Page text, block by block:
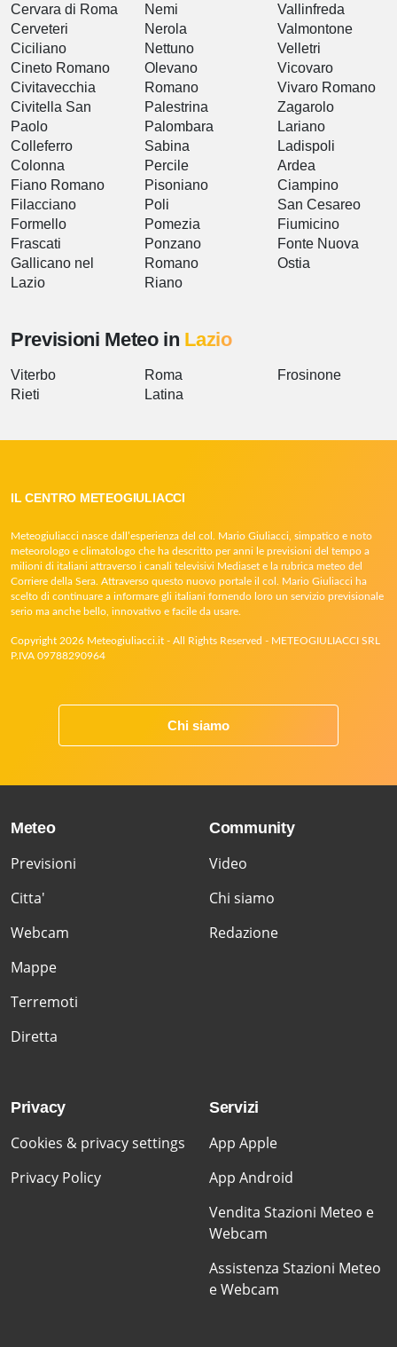
Cervara di Roma
Cerveteri
Ciciliano
Cineto Romano
Civitavecchia
Civitella San
Paolo
Colleferro
Colonna
Fiano Romano
Filacciano
Formello
Frascati
Gallicano nel
Lazio
Nemi
Nerola
Nettuno
Olevano
Romano
Palestrina
Palombara
Sabina
Percile
Pisoniano
Poli
Pomezia
Ponzano
Romano
Riano
Vallinfreda
Valmontone
Velletri
Vicovaro
Vivaro Romano
Zagarolo
Lariano
Ladispoli
Ardea
Ciampino
San Cesareo
Fiumicino
Fonte Nuova
Ostia
Previsioni Meteo in Lazio
Viterbo
Rieti
Roma
Latina
Frosinone
IL CENTRO METEOGIULIACCI
Meteogiuliacci nasce dall’esperienza del col. Mario Giuliacci, simpatico e noto
meteorologo e climatologo che ha descritto per anni le previsioni del tempo a
milioni di italiani attraverso i canali televisivi Mediaset e la rubrica meteo del
Corriere della Sera. Attraverso questo nuovo portale il col. Mario Giuliacci ha
scelto di continuare a informare gli italiani fornendo loro un servizio previsionale
serio ma anche bello, innovativo e facile da usare.
Copyright 2026 Meteogiuliacci.it - All Rights Reserved - METEOGIULIACCI SRL
P.IVA 09788290964
Chi siamo
Meteo
Previsioni
Citta'
Webcam
Mappe
Terremoti
Diretta
Community
Video
Chi siamo
Redazione
Privacy
Cookies & privacy settings
Privacy Policy
Servizi
App Apple
App Android
Vendita Stazioni Meteo e
Webcam
Assistenza Stazioni Meteo
e Webcam